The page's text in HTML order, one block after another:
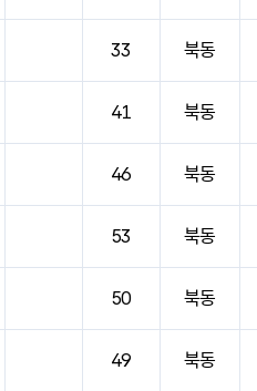
33 북동
41 북동
46 북동
53 북동
50 북동
49 북동